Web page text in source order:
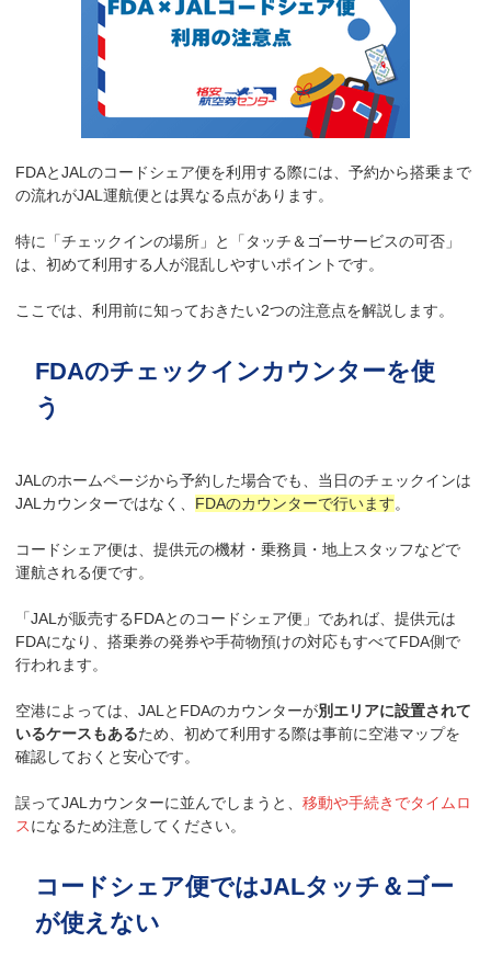
FDAとJALのコードシェア便を利用する際には、予約から搭乗まで
の流れがJAL運航便とは異なる点があります。
特に「チェックインの場所」と「タッチ＆ゴーサービスの可否」
は、初めて利用する人が混乱しやすいポイントです。
ここでは、利用前に知っておきたい2つの注意点を解説します。
FDAのチェックインカウンターを使
う
JALのホームページから予約した場合でも、当日のチェックインは
JALカウンターではなく、 FDAのカウンターで行います。
コードシェア便は、提供元の機材・乗務員・地上スタッフなどで
運航される便です。
「JALが販売するFDAとのコードシェア便」であれば、提供元は
FDAになり、搭乗券の発券や手荷物預けの対応もすべてFDA側で
行われます。
空港によっては、JALとFDAのカウンターが別エリアに設置されて
いるケースもあるため、初めて利用する際は事前に空港マップを
確認しておくと安心です。
誤ってJALカウンターに並んでしまうと、移動や手続きでタイムロ
スになるため注意してください。
コードシェア便ではJALタッチ＆ゴー
が使えない